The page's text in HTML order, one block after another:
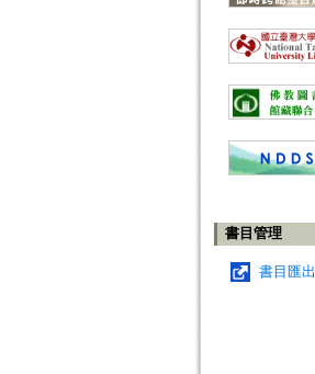
書目管理
書目匯出